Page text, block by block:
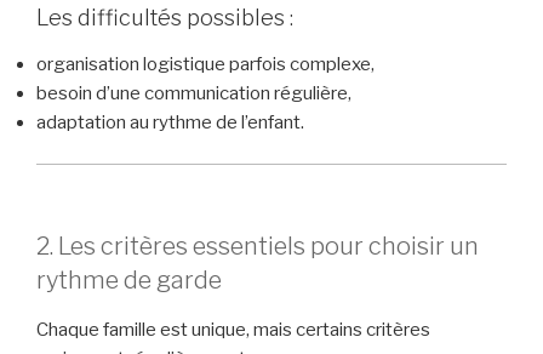
Les difficultés possibles :
organisation logistique parfois complexe,
besoin d’une communication régulière,
adaptation au rythme de l’enfant.
2. Les critères essentiels pour choisir un
rythme de garde
Chaque famille est unique, mais certains critères